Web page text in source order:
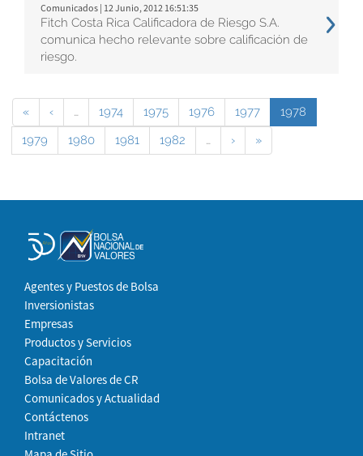
Comunicados | 12 Junio, 2012 16:51:35
Fitch Costa Rica Calificadora de Riesgo S.A.
comunica hecho relevante sobre calificación de
riesgo.
« ‹ … 1974 1975 1976 1977
1978
1979
1980 1981 1982 … › »
Agentes y Puestos de Bolsa
Inversionistas
Empresas
Productos y Servicios
Capacitación
Bolsa de Valores de CR
Comunicados y Actualidad
Contáctenos
Intranet